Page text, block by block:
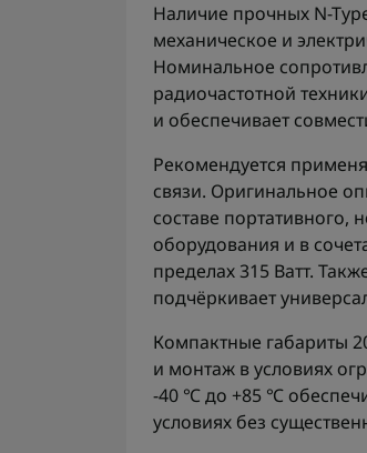
Наличие прочных N-
механическое и
Номинальное
радиочастотной
и обеспечивает
Рекомендуется
связи. Оригинальное
составе портативного,
оборудования и в
пределах 315 Ватт.
подчёркивает
Компактные габариты
и монтаж в условиях
-40 ℃ до +85 ℃
условиях без